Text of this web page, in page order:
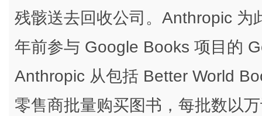
残骸送去回收公司。Anthropic 为
年前参与 Google Books 项目的
Anthropic 从包括 Better World
零售商批量购买图书，每批数以